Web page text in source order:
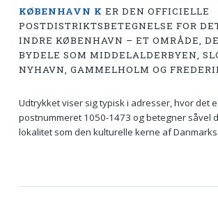
KØBENHAVN K ER DEN OFFICIELLE
POSTDISTRIKTSBETEGNELSE FOR
INDRE KØBENHAVN – ET OMRÅDE,
BYDELE SOM MIDDELALDERBYEN,
NYHAVN, GAMMELHOLM OG
Udtrykket viser sig typisk i adresser, hvor det
postnummeret 1050-1473 og betegner såvel
lokalitet som den kulturelle kerne af